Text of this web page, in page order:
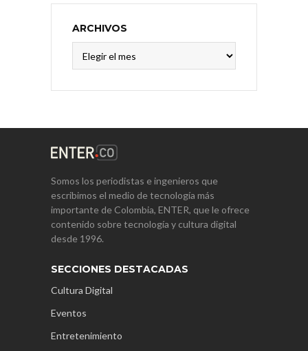
ARCHIVOS
Somos los periodistas e ingenieros que
escribimos el medio de tecnología más
importante de Colombia, ENTER, que le ofrece
contenido sobre tecnología y cultura digital
desde 1996.
SECCIONES DESTACADAS
Cultura Digital
Eventos
Entretenimiento